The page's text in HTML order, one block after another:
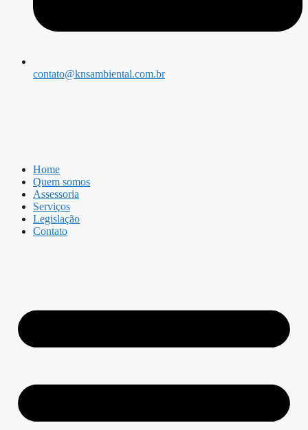
contato@knsambiental.com.br
Home
Quem somos
Assessoria
Serviços
Legislação
Contato